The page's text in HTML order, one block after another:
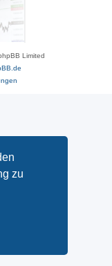
zu
Limited